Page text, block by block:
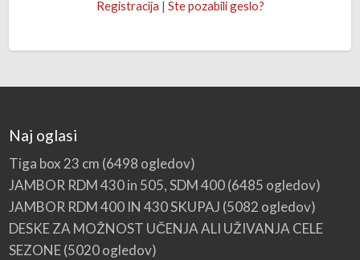
Registracija | Ste pozabili geslo?
Naj oglasi
Tiga box 23 cm (6498 ogledov)
JAMBOR RDM 430 in 505, SDM 400(6485 ogledov)
JAMBOR RDM 400 IN 430 SKUPAJ (5082 ogledov)
DESKE ZA MOŽNOST UČENJA ALI UŽIVANJA CELE
SEZONE(5020 ogledov)